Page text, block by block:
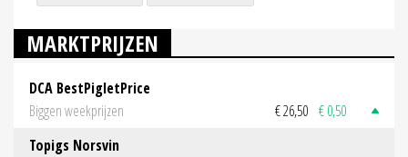
MARKTPRIJZEN
DCA BestPigletPrice
Biggen weekprijzen
€ 26,50 € 0,50
Topigs Norsvin